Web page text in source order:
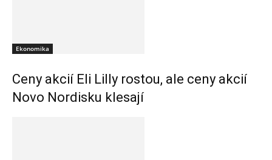
Ekonomika
Ceny akcií Eli Lilly rostou, ale ceny akcií
Novo Nordisku klesají